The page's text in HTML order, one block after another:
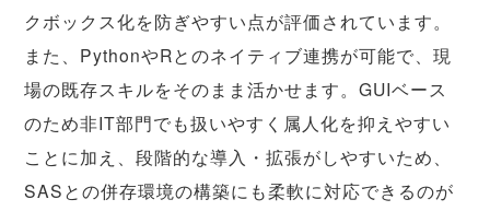
クボックス化を防ぎやすい点が評価されています。
また、PythonやRとのネイティブ連携が可能で、現
場の既存スキルをそのまま活かせます。GUIベース
のため非IT部門でも扱いやすく属人化を抑えやすい
ことに加え、段階的な導入・拡張がしやすいため、
SASとの併存環境の構築にも柔軟に対応できるのが